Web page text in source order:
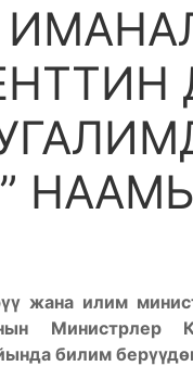
жана илим
Министрлер
билим